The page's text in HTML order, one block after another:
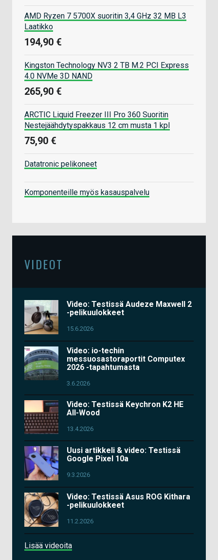
AMD Ryzen 7 5700X suoritin 3,4 GHz 32 MB L3
Laatikko
194,90 €
Kingston Technology NV3 2 TB M.2 PCI Express
4.0 NVMe 3D NAND
265,90 €
ARCTIC Liquid Freezer III Pro 360 Suoritin
Nestejäähdytyspakkaus 12 cm musta 1 kpl
75,90 €
Datatronic pelikoneet
Komponenteille myös kasauspalvelu
VIDEOT
Video: Testissä Audeze Maxwell 2
-pelikuulokkeet
15.6.2026
Video: io-techin
messuosastoraportit Computex
2026 -tapahtumasta
3.6.2026
Video: Testissä Keychron K2 HE
All-Wood
13.4.2026
Uusi artikkeli & video: Testissä
Google Pixel 10a
9.3.2026
Video: Testissä Asus ROG Kithara
-pelikuulokkeet
11.2.2026
Lisää videoita